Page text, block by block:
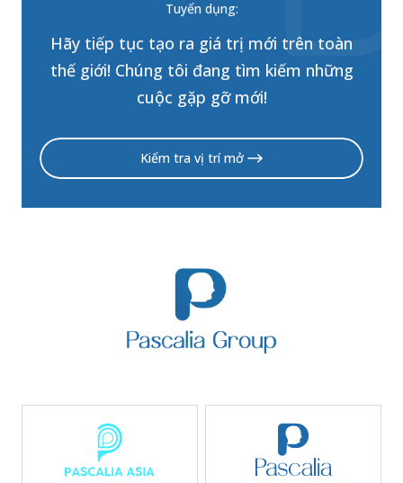
Tuyển dụng:
Hãy tiếp tục tạo ra giá trị mới trên toàn
thế giới! Chúng tôi đang tìm kiếm những
cuộc gặp gỡ mới!
Kiểm tra vị trí mở